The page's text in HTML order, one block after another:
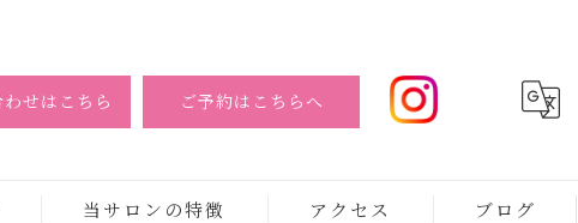
せはこちら ご予約はこちらへ
当サロンの特徴 アクセス ブログ